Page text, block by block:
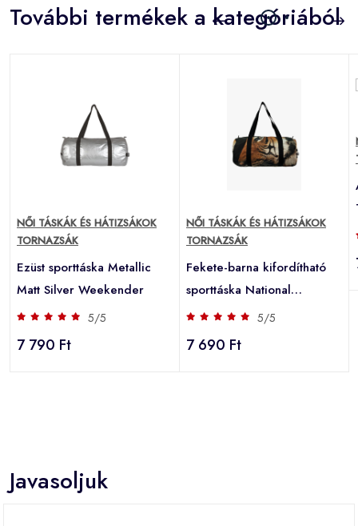
További termékek a kategóriából
NŐI TÁSKÁK ÉS HÁTIZSÁKOK
TORNAZSÁK
Ezüst sporttáska Metallic
Matt Silver Weekender
5/5
7 790 Ft
NŐI TÁSKÁK ÉS HÁTIZSÁKOK
TORNAZSÁK
Fekete-barna kifordítható
sporttáska National
Geographic Tiger & Short-
5/5
7 690 Ft
Javasoljuk